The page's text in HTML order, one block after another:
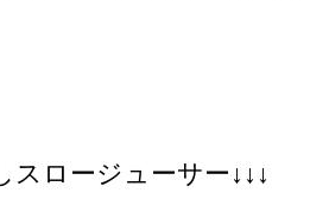
スロージューサー↓↓↓